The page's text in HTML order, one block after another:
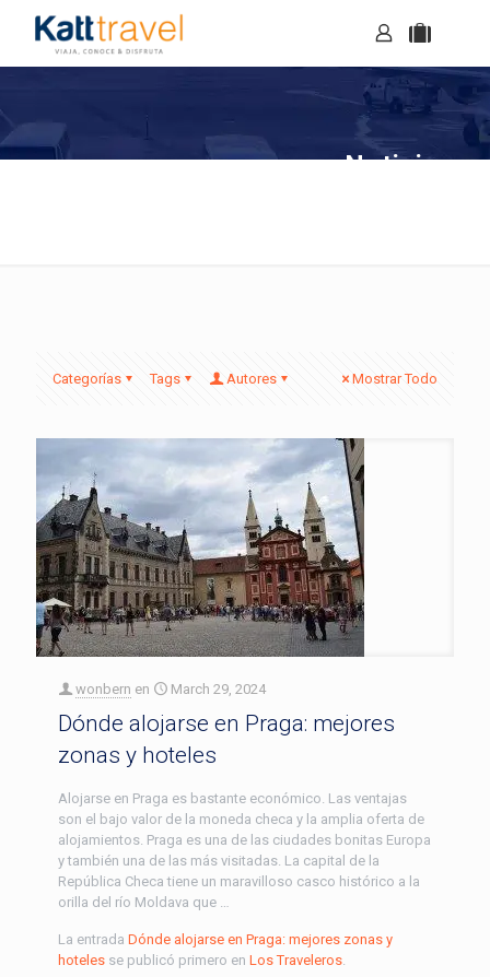
Noticias
Categorías Tags Autores Mostrar Todo
wonbern en March 29, 2024
Dónde alojarse en Praga: mejores
zonas y hoteles
Alojarse en Praga es bastante económico. Las ventajas
son el bajo valor de la moneda checa y la amplia oferta de
alojamientos. Praga es una de las ciudades bonitas Europa
y también una de las más visitadas. La capital de la
República Checa tiene un maravilloso casco histórico a la
orilla del río Moldava que …
La entrada Dónde alojarse en Praga: mejores zonas y
hoteles se publicó primero en Los Traveleros.